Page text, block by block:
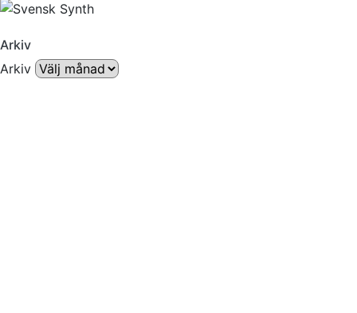
Arkiv
Arkiv